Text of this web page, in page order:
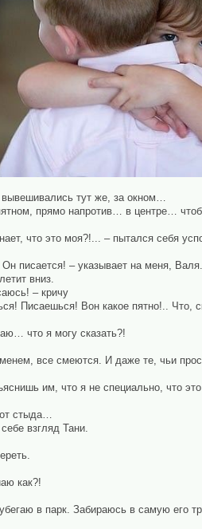
тут же, за окном…
прямо напротив… в центре…
что это моя?!... – пытался себя
Он писается! – указывает на меня, Валя.
вниз.
– кричу
Писаешься! Вон какое пятно!.. Что,
что я могу сказать?!
все смеются. И даже те, чьи
им, что я не специально, что
стыда…
взгляд Тани.
как?!
в парк. Забираюсь в самую его